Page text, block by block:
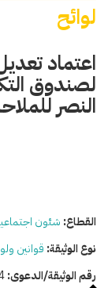
لوائح
اعتماد
لصندوق
النصر
القطاع: شئون
نوع الوثيقة: قوانين
رقم الوثيقة/الدعوى: